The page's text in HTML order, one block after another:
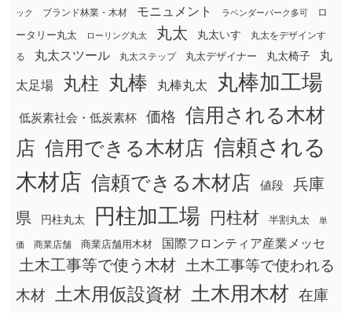
ック ブランド林業・木材 モニュメント ラベンダーパーク多可
ロ
ータリー丸太
ローリング丸太 丸太 丸太いす
丸太をデザインす
る
丸太スツール 丸太ステップ 丸太デザイナー 丸太椅子 丸
太足場 丸柱 丸棒 丸棒丸太 丸棒加工場
低炭素社会・低炭素杯 価格
信用される木材
店 信用できる木材店 信頼される
木材店 信頼できる木材店 値段
兵庫
県
円柱丸太 円柱加工場 円柱材 半割丸太 単
価 商業店舗 商業店舗用木材 国際フロンティア産業メッセ
土木工事等で使う木材
土木工事等で使われる
木材
土木用仮設資材 土木用木材 在庫